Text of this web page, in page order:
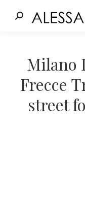
Cerca:
Milano
Frecce
street